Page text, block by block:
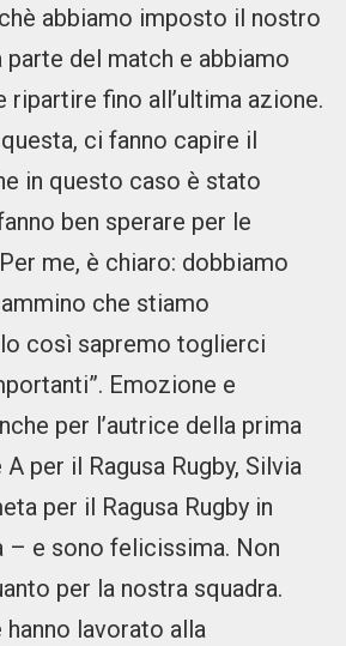
abbiamo imposto il nostro
del match e abbiamo
fino all’ultima azione.
ci fanno capire il
in questo caso è stato
ben sperare per le
me, è chiaro: dobbiamo
che stiamo
così sapremo toglierci
Emozione e
per l’autrice della prima
per il Ragusa Rugby, Silvia
per il Ragusa Rugby in
– e sono felicissima. Non
per la nostra squadra.
lavorato alla